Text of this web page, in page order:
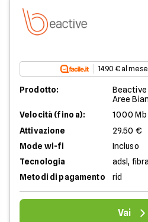
14.90 € al
Prodotto:
Beactive
Aree
Velocità (fino a):
1000 Mb
Attivazione
29.50 €
Mode wi-fi
Incluso
Tecnologia
adsl, fibra
Metodi di pagamento
rid
Vai